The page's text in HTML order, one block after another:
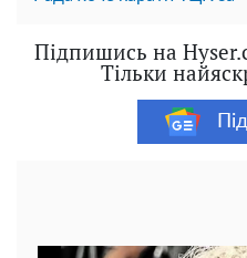
Підпишись на
Тільки